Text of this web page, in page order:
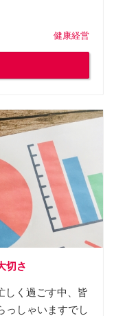
健康経営
切さ
しく過ごす中、皆
っしゃいますでし